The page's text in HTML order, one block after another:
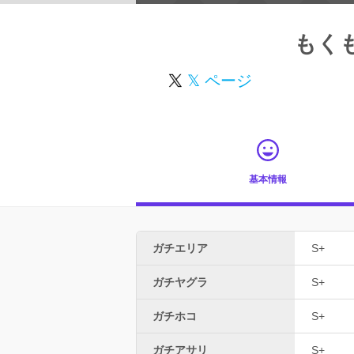
もく
𝕏 ページ
基本情報
ガチエリア S+
ガチヤグラ S+
ガチホコ S+
ガチアサリ S+